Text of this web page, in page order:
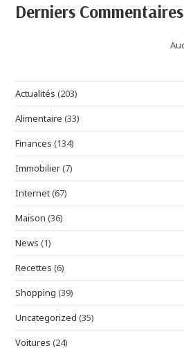
Derniers Commentaires
Actualités (203)
Alimentaire (33)
Finances (134)
Immobilier(7)
Internet(67)
Maison (36)
News (1)
Recettes (6)
Shopping (39)
Uncategorized (35)
Voitures (24)